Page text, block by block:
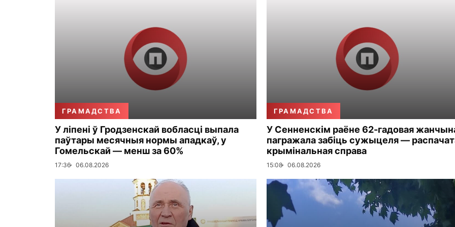
ГРАМАДСТВА
У ліпені ў Гродзенскай вобласці выпала
паўтары месячныя нормы ападкаў, у
Гомельскай — менш за 60%
17:36 06.08.2026
ГРАМАДСТВА
У Сенненскім раёне 62-гадовая
пагражала забіць сужыцеля —
крымінальная справа
15:08 06.08.2026